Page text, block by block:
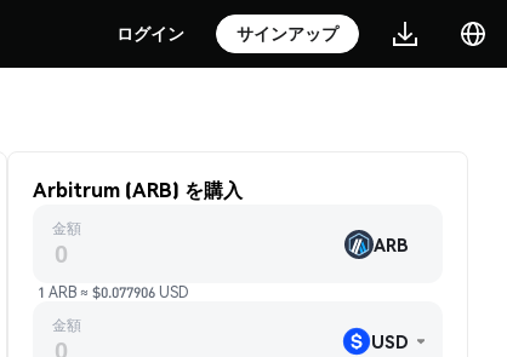
ログイン サインアップ
Arbitrum (ARB) を購入
金額
ARB
1 ARB ≈ $0.077906 USD
金額
USD